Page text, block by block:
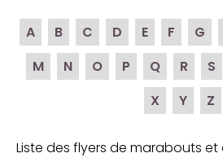
A B C D E F G
M
N O P Q R S
X
Y Z
Liste des flyers de marabouts